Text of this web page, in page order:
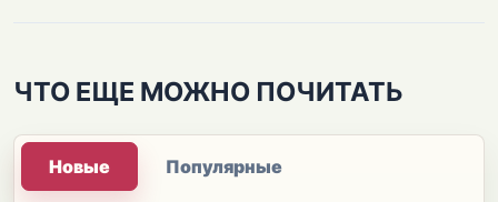
ЧТО ЕЩЕ МОЖНО ПОЧИТАТЬ
Новые Популярные